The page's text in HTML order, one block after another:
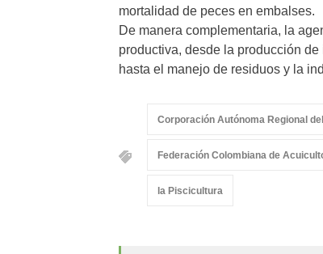
mortalidad de peces en embalses.
De manera complementaria, la
productiva, desde la producción
hasta el manejo de residuos y la
Corporación Autónoma Regional
Federación Colombiana de
la Piscicultura